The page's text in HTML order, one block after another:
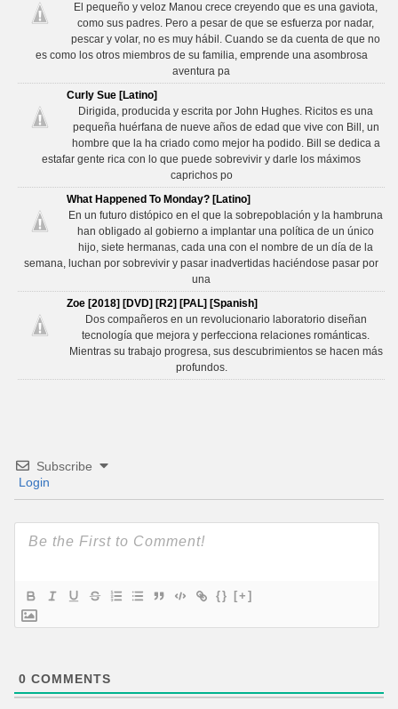
El pequeño y veloz Manou crece creyendo que es una gaviota,
como sus padres. Pero a pesar de que se esfuerza por nadar,
pescar y volar, no es muy hábil. Cuando se da cuenta de que no
es como los otros miembros de su familia, emprende una asombrosa
aventura pa
Curly Sue [Latino]
Dirigida, producida y escrita por John Hughes. Ricitos es una
pequeña huérfana de nueve años de edad que vive con Bill, un
hombre que la ha criado como mejor ha podido. Bill se dedica a
estafar gente rica con lo que puede sobrevivir y darle los máximos
caprichos po
What Happened To Monday? [Latino]
En un futuro distópico en el que la sobrepoblación y la hambruna
han obligado al gobierno a implantar una política de un único
hijo, siete hermanas, cada una con el nombre de un día de la
semana, luchan por sobrevivir y pasar inadvertidas haciéndose pasar por
una
Zoe [2018] [DVD] [R2] [PAL] [Spanish]
Dos compañeros en un revolucionario laboratorio diseñan
tecnología que mejora y perfecciona relaciones románticas.
Mientras su trabajo progresa, sus descubrimientos se hacen más
profundos.
Subscribe
Login
{} [+]
0 COMMENTS